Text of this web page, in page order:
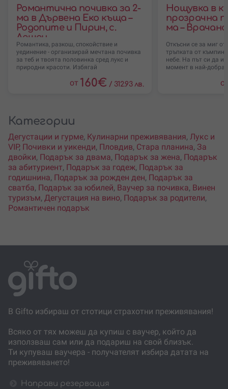
Романтична почивка за 2-
ма в Дървена Еко къща –
Родопите и Пирин, с.
Лещен
Романтика, разкош, спокойствие и
уединение - организирай мечтана почивка
за теб и твоята половинка сред лукс и
природни красоти. Избягай
от 160€ / 312.93 лв.
Нощувка в
прозрачна
ма –
Откъсни се за миг
тръпката от
небе. На път си да
момент в най-
Категории
Дегустации и гурме, Кулинарни преживявания, Лукс и
VIP, Почивки и уикенди, Пловдив, Стара планина, За
двойки, Подарък за двама, Подарък за жена, Подарък
за абитуриент, Подарък за годеж, Подарък за
годишнина, Подарък за рожден ден, Подарък за
сватба, Подарък за юбилей, Ваучер за почивка, Винен
туризъм, Дегустация на вино, Подарък за родители,
Романтичен подарък
В Gifto избираш от стотици страхотни преживявания!
Всяко от тях можеш да купиш с ваучер, който да
използваш сам или да подариш на свой близък.
Ти купуваш ваучера - получателят избира датата на
преживяването!
Направи резервация